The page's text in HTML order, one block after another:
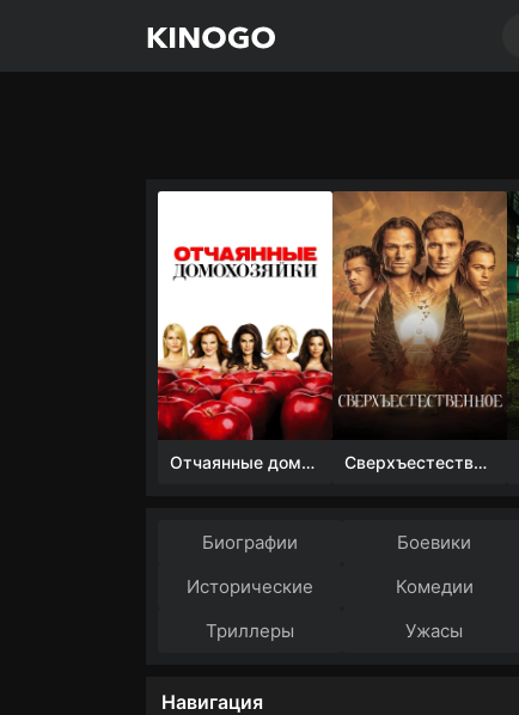
Отчаянные домохозяйки (1 сезон) Сверхъестественное
Биографии Боевики
Исторические
Комедии
Триллеры
Ужасы
Навигация